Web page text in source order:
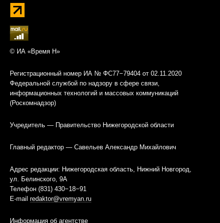
© ИА «Время Н»
Регистрационный номер ИА № ФС77−79404 от 02.11.2020
Федеральной службой по надзору в сфере связи,
информационных технологий и массовых коммуникаций
(Роскомнадзор)
Учредитель — Правительство Нижегородской области
Главный редактор — Савельев Александр Михайлович
Адрес редакции: Нижегородская область, Нижний Новгород,
ул. Белинского, 9А
Телефон (831) 430−18−91
E-mail redaktor@vremyan.ru
Информация об агентстве